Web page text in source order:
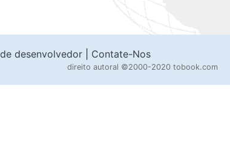
desenvolvedor| Contate-Nos
direito autoral ©2000-2020 tobook.com